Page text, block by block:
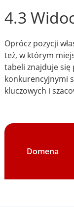
4.3
Oprócz pozycji
też, w którym
tabeli znajduje
konkurencyjnymi
kluczowych i
Domena